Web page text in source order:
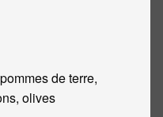
de terre,
olives